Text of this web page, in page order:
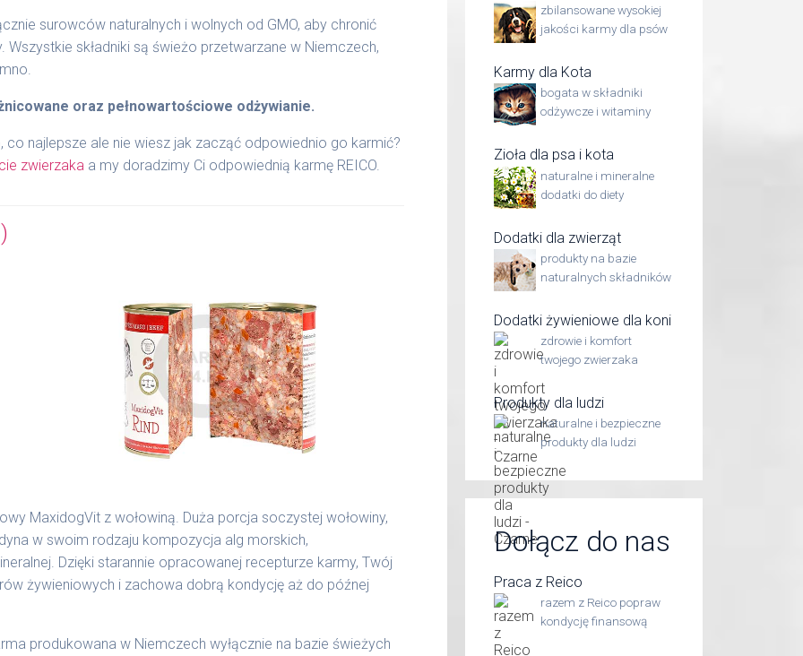
surowców naturalnych i wolnych od GMO, aby chronić
Wszystkie składniki są świeżo przetwarzane w Niemczech,
oraz pełnowartościowe odżywianie.
co najlepsze ale nie wiesz jak zacząć odpowiednio go karmić?
zwierzaka a my doradzimy Ci odpowiednią karmę REICO.
MaxidogVit z wołowiną. Duża porcja soczystej wołowiny,
w swoim rodzaju kompozycja alg morskich,
Dzięki starannie opracowanej recepturze karmy, Twój
żywieniowych i zachowa dobrą kondycję aż do późnej
produkowana w Niemczech wyłącznie na bazie świeżych
zbilansowane wysokiej
jakości karmy dla psów
Karmy dla Kota
bogata w składniki
odżywcze i witaminy
Zioła dla psa i kota
naturalne i mineralne
dodatki do diety
Dodatki dla zwierząt
produkty na bazie
naturalnych składników
Dodatki żywieniowe dla koni
zdrowie i komfort
twojego zwierzaka
Produkty dla ludzi
naturalne i bezpieczne
produkty dla ludzi
Dołącz do nas
Praca z Reico
razem z Reico popraw
kondycję finansową